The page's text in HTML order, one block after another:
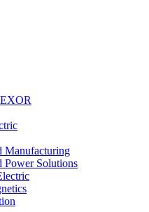
Manufacturing
Power Solutions